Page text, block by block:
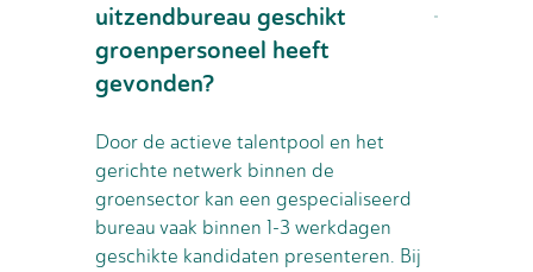
uitzendbureau geschikt
groenpersoneel heeft
gevonden?
Door de actieve talentpool en het
gerichte netwerk binnen de
groensector kan een gespecialiseerd
bureau vaak binnen 1-3 werkdagen
geschikte kandidaten presenteren. Bij